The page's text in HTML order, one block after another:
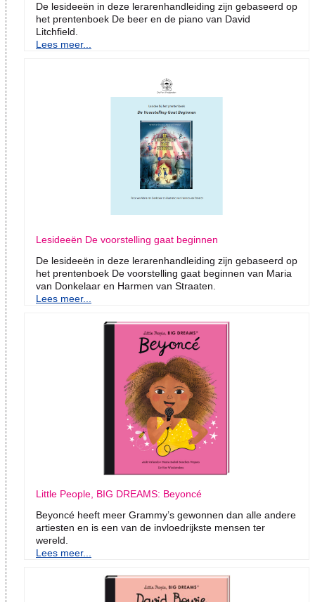
De lesideeën in deze lerarenhandleiding zijn gebaseerd op
het prentenboek De beer en de piano van David
Litchfield.
Lees meer...
Lesideeën De voorstelling gaat beginnen
De lesideeën in deze lerarenhandleiding zijn gebaseerd op
het prentenboek De voorstelling gaat beginnen van Maria
van Donkelaar en Harmen van Straaten.
Lees meer...
Little People, BIG DREAMS: Beyoncé
Beyoncé heeft meer Grammy’s gewonnen dan alle andere
artiesten en is een van de invloedrijkste mensen ter
wereld.
Lees meer...